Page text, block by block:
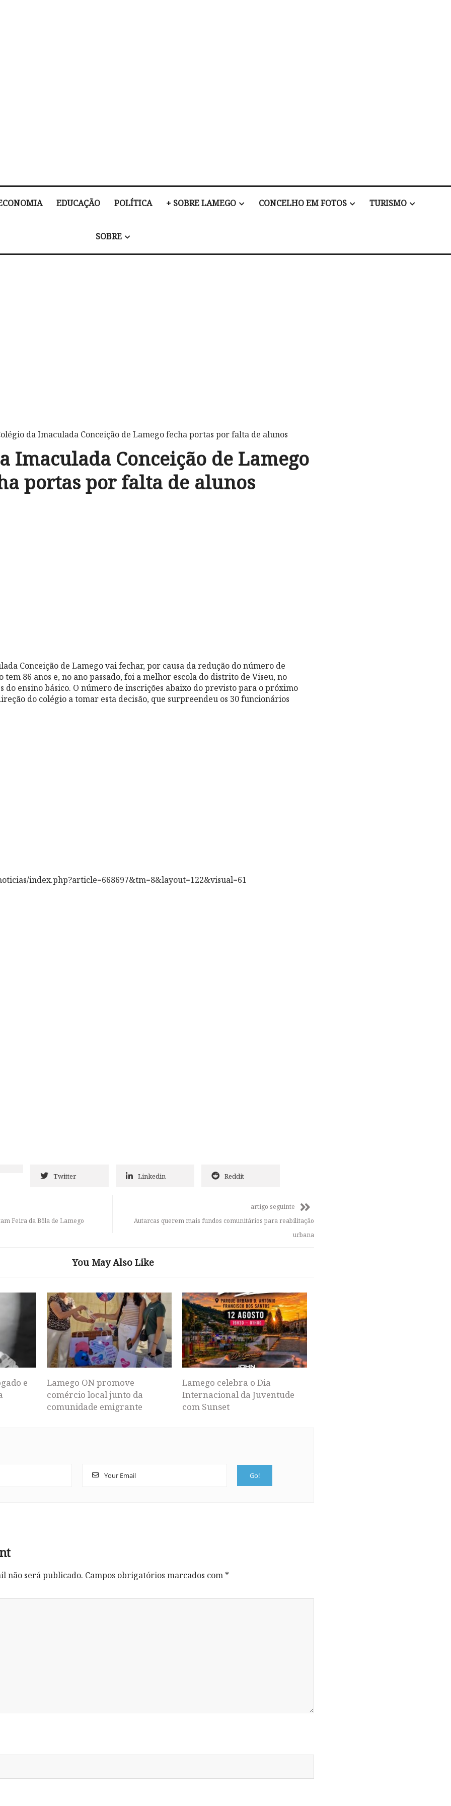
EDUCAÇÃO POLÍTICA + SOBRE LAMEGO CONCELHO EM FOTOS TURISMO
SOBRE
da Imaculada Conceição de Lamego fecha portas por falta de alunos
Imaculada Conceição de Lamego
portas por falta de alunos
Conceição de Lamego vai fechar, por causa da redução do número de
tem 86 anos e, no ano passado, foi a melhor escola do distrito de Viseu, no
do ensino básico. O número de inscrições abaixo do previsto para o próximo
do colégio a tomar esta decisão, que surpreendeu os 30 funcionários
index.php?article=668697&tm=8&layout=122&visual=61
Twitter Linkedin Reddit
Feira da Bôla de Lamego
artigo seguinte
Autarcas querem mais fundos comunitários para reabilitação
urbana
You May Also Like
e
Lamego ON promove
comércio local junto da
comunidade emigrante
Lamego celebra o Dia
Internacional da Juventude
com Sunset
não será publicado. Campos obrigatórios marcados com *